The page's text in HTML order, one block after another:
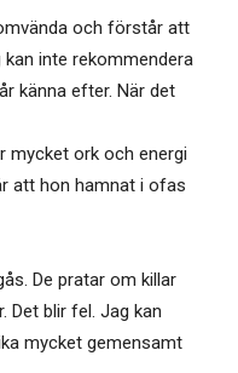
och förstår att
inte rekommendera
känna efter. När det
mycket ork och energi
att hon hamnat i ofas
De pratar om killar
Det blir fel. Jag kan
mycket gemensamt